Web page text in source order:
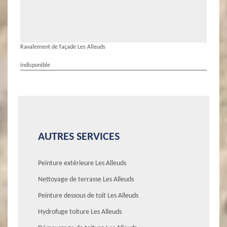
Ravalement de façade Les Alleuds
indisponible
AUTRES SERVICES
Peinture extérieure Les Alleuds
Nettoyage de terrasse Les Alleuds
Peinture dessous de toit Les Alleuds
Hydrofuge toiture Les Alleuds